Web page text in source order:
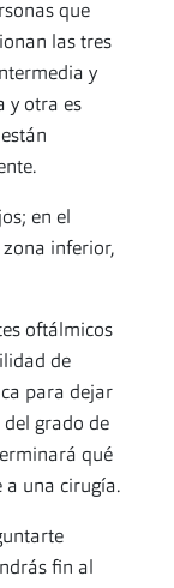
que
las tres
y
y otra es
en el
zona inferior,
oftálmicos
de
para dejar
del grado de
qué
a una cirugía.
fin al